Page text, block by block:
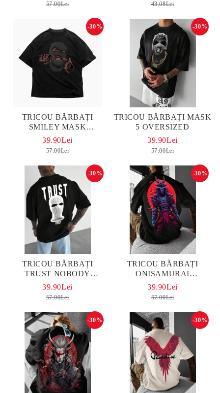
57.00Lei 43.08Lei
TRICOU BĂRBAȚI
SMILEY MASK
OVERSIZED
-30%
39.90Lei
57.00Lei
TRICOU BĂRBAȚI MASK
5 OVERSIZED
-30%
39.90Lei
57.00Lei
TRICOU BĂRBAȚI
TRUST NOBODY
OVERSIZED
-30%
39.90Lei
57.00Lei
TRICOU BĂRBAȚI
ONISAMURAI
OVERSIZED
-30%
39.90Lei
57.00Lei
-30% -30%